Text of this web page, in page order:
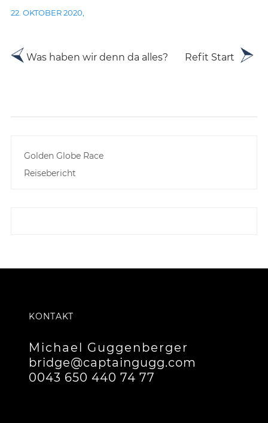
22. OKTOBER 2020
Beitrags-
Older
posts
Was haben wir denn da alles?
Newer
Refit Start
Golden Globe Race
Reisebericht
KONTAKT
Michael Guggenberger
bridge@captaingugg.com
0043 650 440 74 77